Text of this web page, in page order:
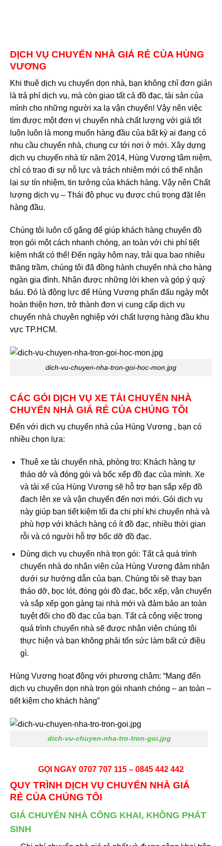
DỊCH VỤ CHUYỂN NHÀ GIÁ RẺ CỦA HÙNG
VƯƠNG
Khi thuê dịch vụ chuyển dọn nhà, bạn không chỉ đơn giản
là trả phí dịch vụ, mà còn giao tất cả đồ đạc, tài sản của
mình cho những người xa lạ vận chuyển! Vậy nên việc
tìm được một đơn vị chuyển nhà chất lượng với giá tốt
luôn luôn là mong muốn hàng đầu của bất kỳ ai đang có
nhu cầu chuyển nhà, chung cư tới nơi ở mới. Xây dựng
dịch vụ chuyển nhà từ năm 2014, Hùng Vương tâm niệm,
chỉ có trao đi sự nỗ lực và trách nhiệm mới có thể nhận
lại sự tín nhiệm, tin tưởng của khách hàng. Vậy nên Chất
lượng dịch vụ – Thái độ phục vụ được chú trọng đặt lên
hàng đầu.
Chúng tôi luôn cố gắng để giúp khách hàng chuyển đồ
trọn gói một cách nhanh chóng, an toàn với chi phí tiết
kiệm nhất có thể! Đến ngày hôm nay, trải qua bao nhiêu
thăng trầm, chúng tôi đã đồng hành chuyển nhà cho hàng
ngàn gia đình. Nhận được những lời khen và góp ý quý
báu. Đó là động lực để Hùng Vương phấn đấu ngày một
hoàn thiện hơn, trở thành đơn vị cung cấp dịch vụ
chuyển nhà chuyên nghiệp với chất lượng hàng đầu khu
vực TP.HCM.
dich-vu-chuyen-nha-tron-goi-hoc-mon.jpg
CÁC GÓI DỊCH VỤ XE TẢI CHUYỂN NHÀ
CHUYỂN NHÀ GIÁ RẺ CỦA CHÚNG TÔI
Đến với dịch vụ chuyển nhà của Hùng Vương , bạn có
nhiều chọn lựa:
Thuê xe tải chuyển nhà, phòng trọ: Khách hàng tự
tháo dở và đóng gói và bốc xếp đồ đạc của mình. Xe
và tài xế của Hùng Vương sẽ hỗ trợ bạn sắp xếp đồ
đach lên xe và vận chuyển đến nơi mới. Gói dịch vụ
này giúp bạn tiết kiệm tối đa chi phí khi chuyển nhà và
phù hợp với khách hàng có ít đồ đạc, nhiều thời gian
rỗi và có người hỗ trợ bốc dỡ đồ đạc.
Dùng dịch vụ chuyển nhà trọn gói: Tất cả quá trình
chuyển nhà do nhân viên của Hùng Vương đảm nhận
dưới sự hướng dẫn của bạn. Chúng tôi sẽ thay bạn
tháo dỡ, bọc lót, đóng gói đồ đạc, bốc xếp, vận chuyển
và sắp xếp gọn gàng tại nhà mới và đảm bảo an toàn
tuyệt đối cho đồ đạc của bạn. Tất cả công việc trong
quá trình chuyển nhà sẽ được nhân viên chúng tôi
thực hiện và bạn không phải tốn sức làm bất cứ điều
gì.
Hùng Vương hoạt động với phương châm: “Mang đến
dịch vụ chuyển dọn nhà trọn gói nhanh chóng – an toàn –
tiết kiệm cho khách hàng”
dich-vu-chuyen-nha-tro-tron-goi.jpg
GỌI NGAY 0707 707 115 – 0845 442 442
QUY TRÌNH DỊCH VỤ CHUYỂN NHÀ GIÁ
RẺ CỦA CHÚNG TÔI
GIÁ CHUYỂN NHÀ CÔNG KHAI, KHÔNG PHÁT
SINH